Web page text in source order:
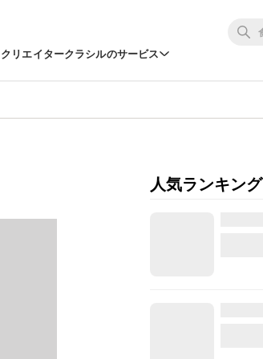
クリエイタークラシルのサービス
人気ランキング